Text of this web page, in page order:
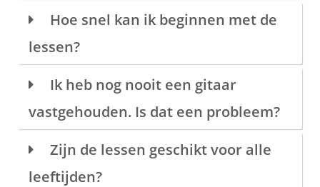
Hoe snel kan ik beginnen met de
lessen?
Ik heb nog nooit een gitaar
vastgehouden. Is dat een probleem?
Zijn de lessen geschikt voor alle
leeftijden?